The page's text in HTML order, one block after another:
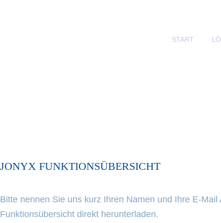
START
JONYX FUNKTIONSÜBERSICHT
Bitte nennen Sie uns kurz Ihren Namen und Ihre E-
Funktionsübersicht direkt herunterladen.